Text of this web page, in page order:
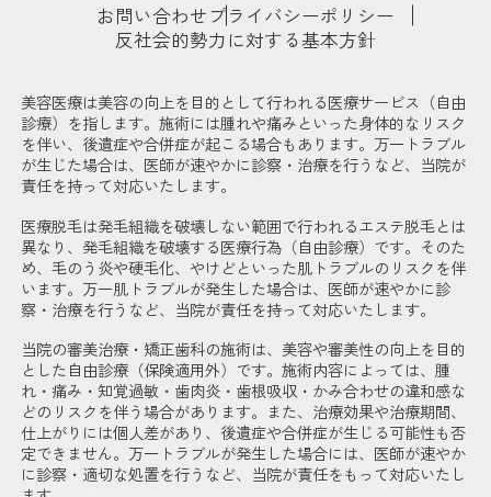
お問い合わせ プライバシーポリシー
反社会的勢力に対する基本方針
美容医療は美容の向上を目的として行われる医療サービス（自由
診療）を指します。施術には腫れや痛みといった身体的なリスク
を伴い、後遺症や合併症が起こる場合もあります。万一トラブル
が生じた場合は、医師が速やかに診察・治療を行うなど、当院が
責任を持って対応いたします。
医療脱毛は発毛組織を破壊しない範囲で行われるエステ脱毛とは
異なり、発毛組織を破壊する医療行為（自由診療）です。そのた
め、毛のう炎や硬毛化、やけどといった肌トラブルのリスクを伴
います。万一肌トラブルが発生した場合は、医師が速やかに診
察・治療を行うなど、当院が責任を持って対応いたします。
当院の審美治療・矯正歯科の施術は、美容や審美性の向上を目的
とした自由診療（保険適用外）です。施術内容によっては、腫
れ・痛み・知覚過敏・歯肉炎・歯根吸収・かみ合わせの違和感な
どのリスクを伴う場合があります。また、治療効果や治療期間、
仕上がりには個人差があり、後遺症や合併症が生じる可能性も否
定できません。万一トラブルが発生した場合には、医師が速やか
に診察・適切な処置を行うなど、当院が責任をもって対応いたし